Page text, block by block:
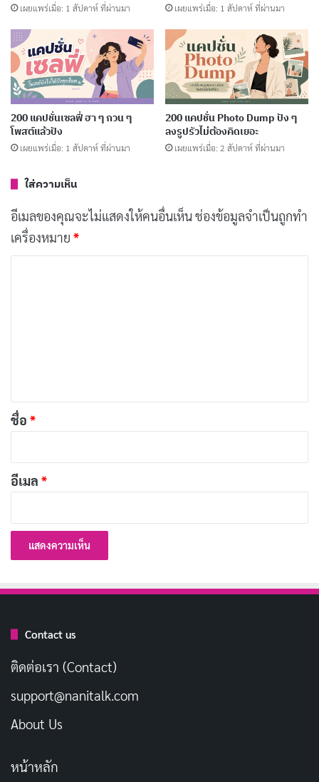
เลือกตั้งปีนี้ ประชาชนมีสิทธิ์ "เลือกที่จะ
ไม่เลือก"
คัดลอก
เลือกตั้งปีนี้ ใครจะ "โดนเท" บ้าง คัดลอก
เลือกตั้งปีนี้ ลุ้นว่า "ส.ส." จะ "สตาร์ท"
ทำงานเมื่อไหร่
คัดลอก
เลือกตั้งปีนี้ ภาวนาให้ "คนดี" เข้าสภา
เลือกตั้งปีนี้ ประชาชนมีสิทธิ์ "เลือก
อนาคต" ของตัวเอง
"สร้างหนี้"
เลือกตั้งปีนี้ ประชาชนมีสิทธิ์ "ตรวจสอบ"
ผู้แทน
เลือกตั้งปีนี้ ใครจะ "พูดจริง ทำจริง"
เลือกตั้งปีนี้ ใครจะ "รักษาคำพูด" คัดลอก
เลือกตั้งปีนี้ ลุ้นว่า "เศรษฐกิจ" จะดีขึ้น
เลือกตั้งปีนี้ ใครจะ "แก้ปัญหา" ให้
ประเทศชาติ
เลือกตั้งปีนี้ ประชาชนมีสิทธิ์
เผยแพร่เมื่อ: 1 สัปดาห์ ที่ผ่านมา เผยแพร่เมื่อ: 1 สัปดาห์ ที่ผ่านมา
200 แคปชั่นเซลฟี่ ฮา ๆ กวน ๆ
โพสต์แล้วปัง
เผยแพร่เมื่อ: 1 สัปดาห์ ที่ผ่านมา
200 แคปชั่น Photo Dump ปัง ๆ
ลงรูปรัวไม่ต้องคิดเยอะ
เผยแพร่เมื่อ: 2 สัปดาห์ ที่ผ่านมา
ใส่ความเห็น
อีเมลของคุณจะไม่แสดงให้คนอื่นเห็นช่องข้อมูลจำเป็นถูกทำ
เครื่องหมาย *
*
ชื่อ *
อีเมล *
Contact us
ติดต่อเรา (Contact)
support@nanitalk.com
About Us
หน้าหลัก